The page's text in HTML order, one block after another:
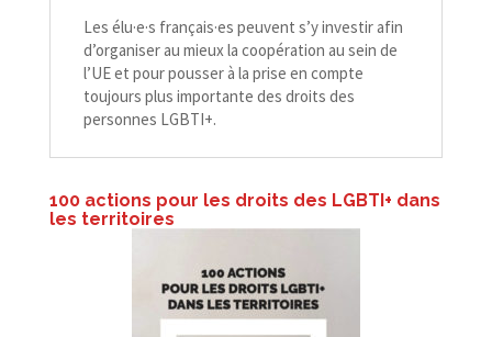
Les élu·e·s français·es peuvent s’y investir afin
d’organiser au mieux la coopération au sein de
l’UE et pour pousser à la prise en compte
toujours plus importante des droits des
personnes LGBTI+.
100 actions pour les droits des LGBTI+ dans
les territoires